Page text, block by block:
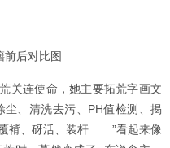
前后对比图
关连使命，她主要拓荒字画文
尘、清洗去污、PH值检测、揭
褙、砑活、装杆……”看起来像